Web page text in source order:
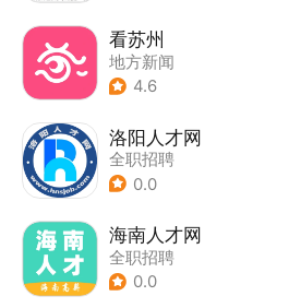
看苏州
地方新闻
4.6
洛阳人才网
全职招聘
0.0
海南人才网
全职招聘
0.0